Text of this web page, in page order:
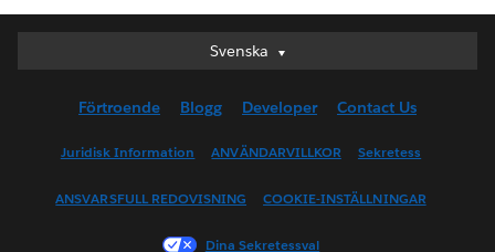
Svenska
Svenska
English (UK)
English (US)
Français (Canada)
Français (France)
Förtroende Blogg Developer Contact Us
Juridisk Information ANVÄNDARVILLKOR Sekretess
ANSVARSFULL REDOVISNING COOKIE-INSTÄLLNINGAR
Dina Sekretessval